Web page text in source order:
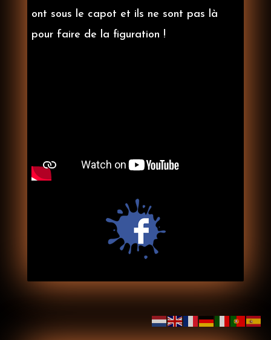
ont sous le capot et ils ne sont pas là
pour faire de la figuration !